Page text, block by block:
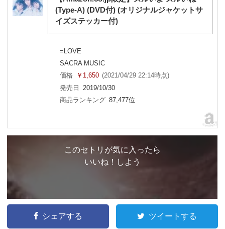
(Type-A) (DVD付) (オリジナルジャケットサ
イズステッカー付)
=LOVE
SACRA MUSIC
価格
￥1,650 (2021/04/29 22:14時点)
発売日
2019/10/30
商品ランキング 87,477位
このセトリが気に入ったら
いいね！しよう
シェアする ツイートする